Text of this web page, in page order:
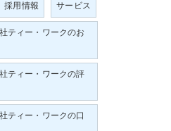
採用情報 サービス
ティー・ワークのお
ティー・ワークの評
ティー・ワークの口